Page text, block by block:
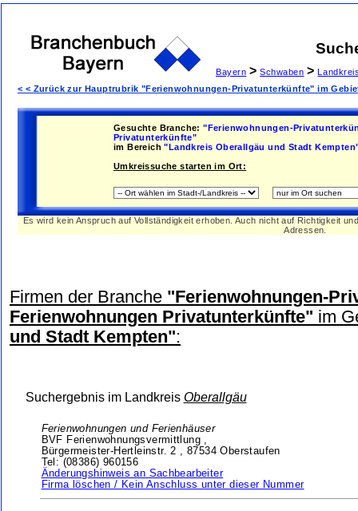
Bayern > Schwaben >
< < Zurück zur Hauptrubrik "Ferienwohnungen-Privatunterkünfte" im
Gesuchte Branche: "Ferienwohnungen-
Privatunterkünfte"
im Bereich "Landkreis Oberallgäu und Stadt
Umkreissuche starten im Ort:
Es wird kein Anspruch auf Vollständigkeit erhoben. Auch nicht auf Richtigkeit
Adressen.
Firmen der Branche "Ferienwohnungen-
Ferienwohnungen Privatunterkünfte" im
und Stadt Kempten":
Suchergebnis im Landkreis Oberallgäu
Ferienwohnungen und Ferienhäuser
BVF Ferienwohnungsvermittlung ,
Bürgermeister-Hertleinstr. 2 , 87534 Oberstaufen
Tel: (08386) 960156
Änderungshinweis an Sachbearbeiter
Firma löschen / Kein Anschluss unter dieser Nummer